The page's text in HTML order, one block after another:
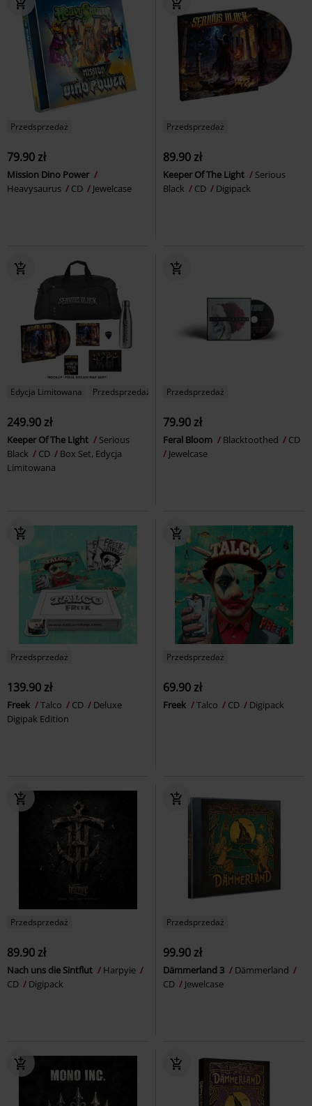
Przedsprzedaż
79.90 zł
Mission Dino Power
Heavysaurus
CD Jewelcase
Przedsprzedaż
89.90 zł
Keeper Of The Light
Serious
Black
CD Digipack
Edycja Limitowana Przedsprzedaż
249.90 zł
Keeper Of The Light
Serious
Black
CD
Box Set, Edycja
Limitowana
Przedsprzedaż
79.90 zł
Feral Bloom Blacktoothed
CD
Jewelcase
Przedsprzedaż
139.90 zł
Freek Talco CD
Deluxe
Digipak Edition
Przedsprzedaż
69.90 zł
Freek Talco CD Digipack
Przedsprzedaż
89.90 zł
Nach uns die Sintflut
Harpyie
CD
Digipack
Przedsprzedaż
99.90 zł
Dämmerland 3
Dämmerland
CD
Jewelcase